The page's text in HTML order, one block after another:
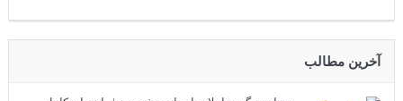
آخرین مطالب